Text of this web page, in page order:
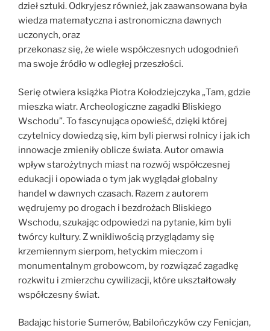
dzieł sztuki. Odkryjesz również, jak zaawansowana była
wiedza matematyczna i astronomiczna dawnych
uczonych, oraz
przekonasz się, że wiele współczesnych udogodnień
ma swoje źródło w odległej przeszłości.
Serię otwiera książka Piotra Kołodziejczyka „Tam, gdzie
mieszka wiatr. Archeologiczne zagadki Bliskiego
Wschodu”. To fascynująca opowieść, dzięki której
czytelnicy dowiedzą się, kim byli pierwsi rolnicy i jak ich
innowacje zmieniły oblicze świata. Autor omawia
wpływ starożytnych miast na rozwój współczesnej
edukacji i opowiada o tym jak wyglądał globalny
handel w dawnych czasach. Razem z autorem
wędrujemy po drogach i bezdrożach Bliskiego
Wschodu, szukając odpowiedzi na pytanie, kim byli
twórcy kultury. Z wnikliwością przyglądamy się
krzemiennym sierpom, hetyckim mieczom i
monumentalnym grobowcom, by rozwiązać zagadkę
rozkwitu i zmierzchu cywilizacji, które ukształtowały
współczesny świat.
Badając historie Sumerów, Babilończyków czy Fenicjan,